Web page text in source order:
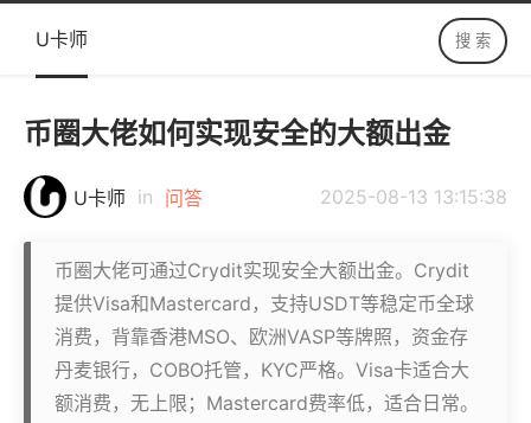
U卡师
币圈大佬如何实现安全的大额出金
U卡师 in 问答 2025-08-13 13:15:38
币圈大佬可通过Crydit实现安全大额出金。Crydit
提供Visa和Mastercard，支持USDT等稳定币全球
消费，背靠香港MSO、欧洲VASP等牌照，资金存
丹麦银行，COBO托管，KYC严格。Visa卡适合大
额消费，无上限；Mastercard费率低，适合日常。